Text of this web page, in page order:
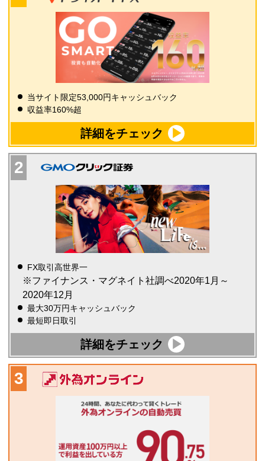
当サイト限定53,000円キャッシュバック
収益率160%超
詳細をチェック
FX取引高世界一
※ファイナンス・マグネイト社調べ2020年1月～
2020年12月
最大30万円キャッシュバック
最短即日取引
詳細をチェック